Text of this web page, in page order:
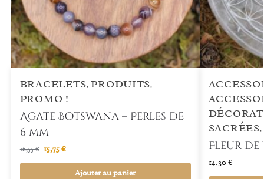
BRACELETS, PRODUITS,
PROMO !
Agate Botswana – Perles de
6 mm
16,55€ 15,75€
Ajouter au panier
SACRÉES,
Fleur de
14,30 €